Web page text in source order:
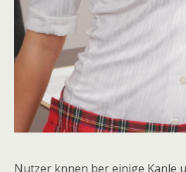
Nutzer knnen ber einige Kanle